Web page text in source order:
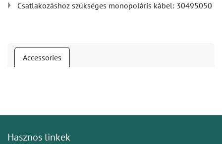
Csatlakozáshoz szükséges monopoláris kábel: 30495050
Accessories
Hasznos linkek